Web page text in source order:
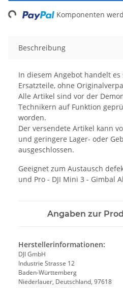
Komponenten
Beschreibung
In diesem Angebot handelt es
Ersatzteile, ohne
Alle Artikel sind vor der
Technikern auf Funktion
worden.
Der versendete Artikel kann
und geringere Lager- oder
ausgeschlossen.
Geeignet zum Austausch
und Pro - DJI Mini 3 - Gimbal
Angaben zur
Herstellerinformationen:
DJI GmbH
Industrie Strasse 12
Baden-Württemberg
Niederlauer, Deutschland, 97618